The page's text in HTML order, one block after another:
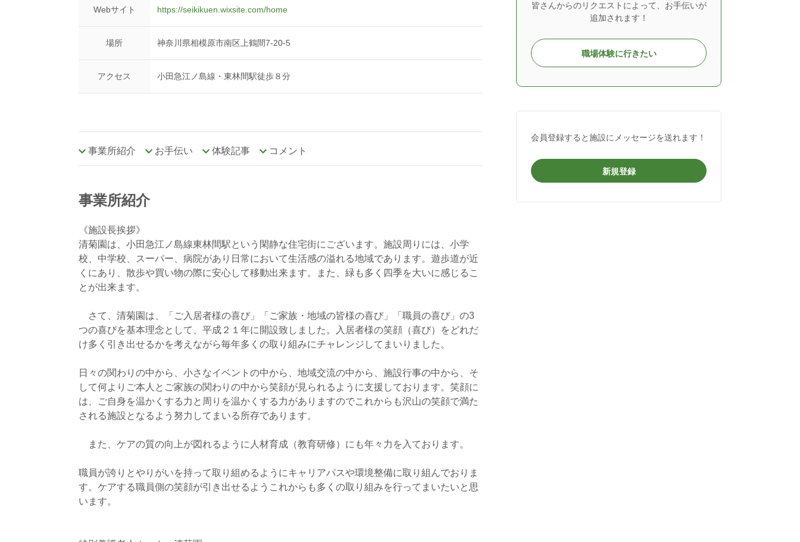
Webサイト https://seikikuen.wixsite.com/home
場所 神奈川県相模原市南区上鶴間7-20-5
アクセス 小田急江ノ島線・東林間駅徒歩８分
事業所紹介 お手伝い 体験記事 コメント
事業所紹介
《施設長挨拶》
清菊園は、小田急江ノ島線東林間駅という閑静な住宅街にございます。施設周りには、小学
校、中学校、スーパー、病院があり日常において生活感の溢れる地域であります。遊歩道が近
くにあり、散歩や買い物の際に安心して移動出来ます。また、緑も多く四季を大いに感じるこ
とが出来ます。
さて、清菊園は、「ご入居者様の喜び」「ご家族・地域の皆様の喜び」「職員の喜び」の3
つの喜びを基本理念として、平成２１年に開設致しました。入居者様の笑顔（喜び）をどれだ
け多く引き出せるかを考えながら毎年多くの取り組みにチャレンジしてまいりました。
日々の関わりの中から、小さなイベントの中から、地域交流の中から、施設行事の中から、そ
して何よりご本人とご家族の関わりの中から笑顔が見られるように支援しております。笑顔に
は、ご自身を温かくする力と周りを温かくする力がありますのでこれからも沢山の笑顔で満た
される施設となるよう努力してまいる所存であります。
また、ケアの質の向上が図れるように人材育成（教育研修）にも年々力を入ております。
職員が誇りとやりがいを持って取り組めるようにキャリアパスや環境整備に取り組んでおりま
す。ケアする職員側の笑顔が引き出せるようこれからも多くの取り組みを行ってまいたいと思
います。
皆さんからのリクエストによって、お手伝いが
追加されます！
職場体験に行きたい
会員登録すると施設にメッセージを送れます！
新規登録